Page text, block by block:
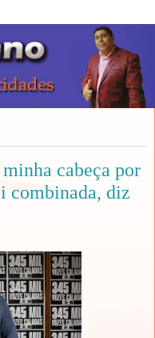
cabeça por
combinada, diz